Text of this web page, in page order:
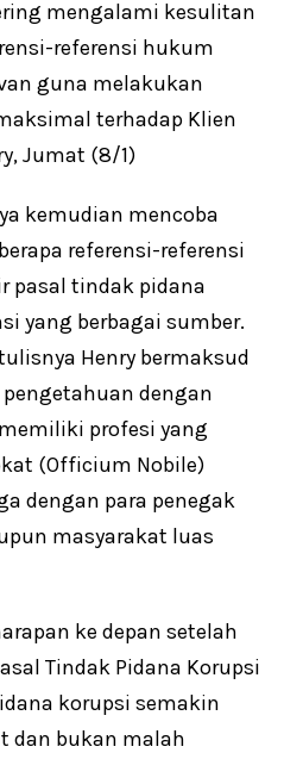
mengalami kesulitan
referensi hukum
guna melakukan
terhadap Klien
Jumat (8/1)
kemudian mencoba
referensi-referensi
pasal tindak pidana
yang berbagai sumber.
Henry bermaksud
dengan
profesi yang
(Officium Nobile)
dengan para penegak
masyarakat luas
ke depan setelah
Tindak Pidana Korupsi
korupsi semakin
dan bukan malah